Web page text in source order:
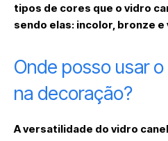
tipos de cores que o vidro
sendo elas: incolor, bronze
Onde posso usar
na decoração?
A versatilidade do vidro